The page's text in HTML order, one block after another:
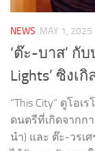
NEWS MAY 1, 2025
‘ต๊ะ-บาส’ กั
Lights’ ซิงเ
“This City” ดูโอเ
ดนตรีที่เกิดจากก
นำ) และ ต๊ะ-วรเ